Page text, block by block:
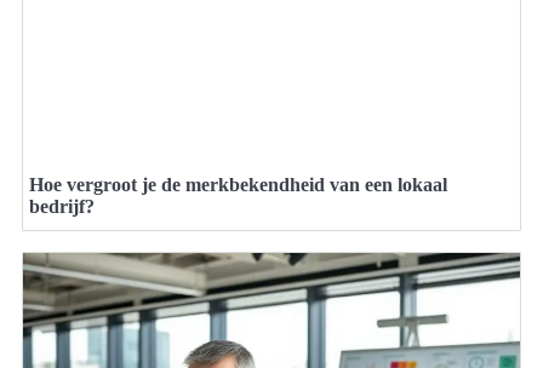
Hoe vergroot je de merkbekendheid van een lokaal
bedrijf?